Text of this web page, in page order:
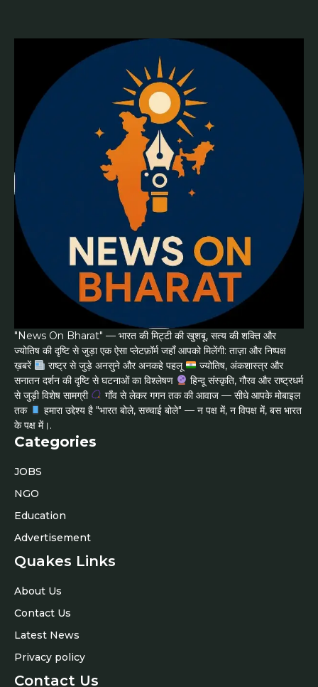
"News On Bharat" — भारत की मिट्टी की खुशबू, सत्य की शक्ति और
ज्योतिष की दृष्टि से जुड़ा एक ऐसा प्लेटफ़ॉर्म जहाँ आपको मिलेंगी: ताज़ा और निष्पक्ष
ख़बरें
राष्ट्र से जुड़े अनसुने और अनकहे पहलू
ज्योतिष, अंकशास्त्र और
सनातन दर्शन की दृष्टि से घटनाओं का विश्लेषण
हिन्दू संस्कृति, गौरव और राष्ट्रधर्म
से जुड़ी विशेष सामग्री
गाँव से लेकर गगन तक की आवाज — सीधे आपके मोबाइल
तक
हमारा उद्देश्य है "भारत बोले, सच्चाई बोले" — न पक्ष में, न विपक्ष में, बस भारत
के पक्ष में।.
Categories
JOBS
NGO
Education
Advertisement
Quakes Links
About Us
Contact Us
Latest News
Privacy policy
Contact Us